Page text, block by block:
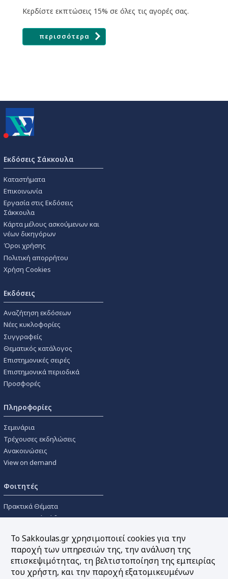
Κερδίστε εκπτώσεις 15% σε όλες τις αγορές σας.
περισσότερα
Εκδόσεις Σάκκουλα
Καταστήματα
Επικοινωνία
Εργασία στις Εκδόσεις
Σάκκουλα
Κάρτα μέλους ασκούμενων και
νέων δικηγόρων
Όροι χρήσης
Πολιτική απορρήτου
Χρήση Cookies
Εκδόσεις
Αναζήτηση εκδόσεων
Νέες κυκλοφορίες
Συγγραφείς
Θεματικός κατάλογος
Επιστημονικές σειρές
Επιστημονικά περιοδικά
Προσφορές
Πληροφορίες
Σεμινάρια
Τρέχουσες εκδηλώσεις
Ανακοινώσεις
View on demand
Φοιτητές
Πρακτικά Θέματα
Οικονομικοί Κώδικες
Συγγραμμάτων
Εργαλεία
Το Sakkoulas.gr χρησιμοποιεί cookies για την
παροχή των υπηρεσιών της, την ανάλυση της
επισκεψιμότητας, τη βελτιστοποίηση της εμπειρίας
του χρήστη, και την παροχή εξατομικευμένων